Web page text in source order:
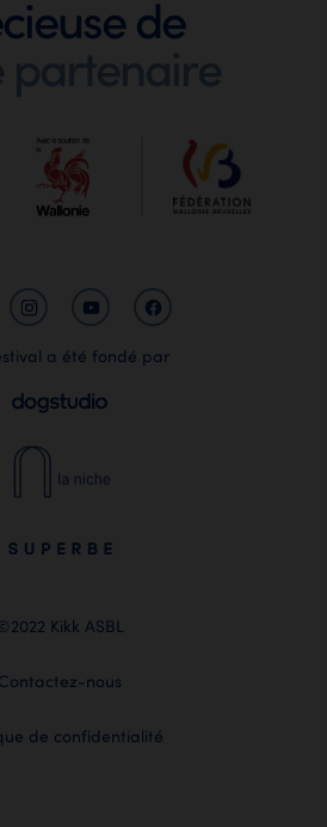
de
partenaire
a été fondé par
Kikk ASBL
Contactez-nous
de confidentialité